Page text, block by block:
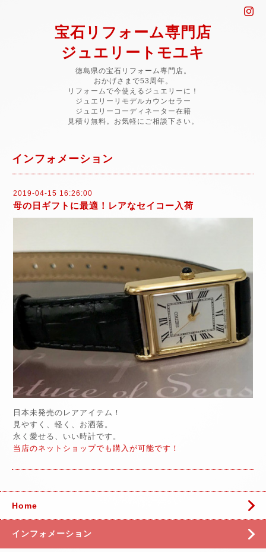
宝石リフォーム専門店
ジュエリートモユキ
徳島県の宝石リフォーム専門店。
おかげさまで53周年。
リフォームで今使えるジュエリーに！
ジュエリーリモデルカウンセラー
ジュエリーコーディネーター在籍
見積り無料。お気軽にご相談下さい。
インフォメーション
2019-04-15 16:26:00
母の日ギフトに最適！レアなセイコー入荷
日本未発売のレアアイテム！
見やすく、軽く、お洒落。
永く愛せる、いい時計です。
当店のネットショップでも購入が可能です！
Home
インフォメーション